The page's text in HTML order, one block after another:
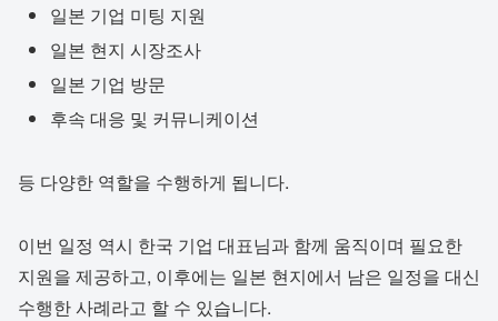
일본 기업 미팅 지원
일본 현지 시장조사
일본 기업 방문
후속 대응 및 커뮤니케이션
등 다양한 역할을 수행하게 됩니다.
이번 일정 역시 한국 기업 대표님과 함께 움직이며 필요한
지원을 제공하고, 이후에는 일본 현지에서 남은 일정을 대신
수행한 사례라고 할 수 있습니다.